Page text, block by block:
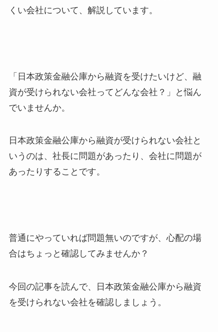
くい会社について、解説しています。
「日本政策金融公庫から融資を受けたいけど、融
資が受けられない会社ってどんな会社？」と悩ん
でいませんか。
日本政策金融公庫から融資が受けられない会社と
いうのは、社長に問題があったり、会社に問題が
あったりすることです。
普通にやっていれば問題無いのですが、心配の場
合はちょっと確認してみませんか？
今回の記事を読んで、日本政策金融公庫から融資
を受けられない会社を確認しましょう。